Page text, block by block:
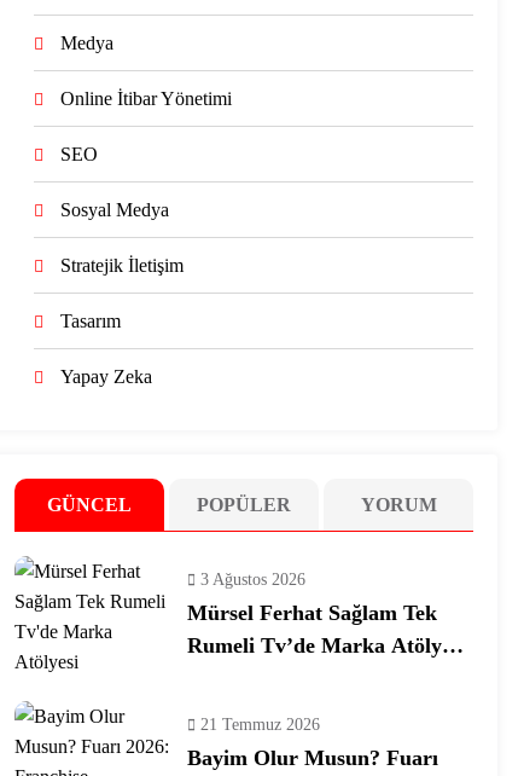
Medya
Online İtibar Yönetimi
SEO
Sosyal Medya
Stratejik İletişim
Tasarım
Yapay Zeka
GÜNCEL POPÜLER YORUM
3 Ağustos 2026
Mürsel Ferhat Sağlam Tek
Rumeli Tv’de Marka Atölyesi
21 Temmuz 2026
Bayim Olur Musun? Fuarı